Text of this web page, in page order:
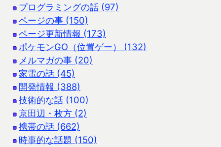
プログラミングの話 (97)
ページの事 (150)
ページ更新情報 (173)
ポケモンGO（位置ゲー） (132)
メルマガの事 (20)
家電の話 (45)
開発情報 (388)
技術的な話 (100)
京田辺・枚方 (2)
携帯の話 (662)
時事的な話題 (150)